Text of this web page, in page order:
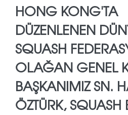
HONG KONG'TA
DÜZENLENEN
SQUASH
OLAĞAN GENEL
BAŞKANIMIZ SN.
ÖZTÜRK, SQUASH